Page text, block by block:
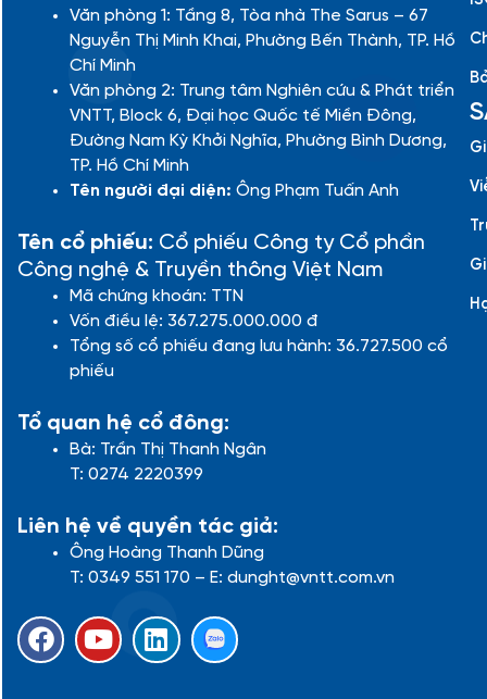
Văn phòng 1: Tầng 8, Tòa nhà The Sarus – 67
Nguyễn Thị Minh Khai, Phường Bến Thành, TP. Hồ
Chí Minh
Văn phòng 2: Trung tâm Nghiên cứu & Phát triển
VNTT, Block 6, Đại học Quốc tế Miền Đông,
Đường Nam Kỳ Khởi Nghĩa, Phường Bình Dương,
TP. Hồ Chí Minh
Tên người đại diện: Ông Phạm Tuấn Anh
Tên cổ phiếu: Cổ phiếu Công ty Cổ phần
Công nghệ & Truyền thông Việt Nam
Mã chứng khoán: TTN
Vốn điều lệ: 367.275.000.000 đ
Tổng số cổ phiếu đang lưu hành: 36.727.500 cổ
phiếu
Tổ quan hệ cổ đông:
Bà: Trần Thị Thanh Ngân
T: 0274 2220399
Liên hệ về quyền tác giả:
Ông Hoàng Thanh Dũng
T: 0349 551 170 – E: dunght@vntt.com.vn
F
a
Y
o
L
i